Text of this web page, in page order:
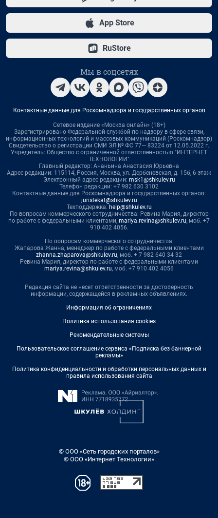
App Store
RuStore
Мы в соцсетях
Контактные данные для Роскомнадзора и государственных органов
Сетевое издание «Москва онлайн» (18+)
Зарегистрировано Федеральной службой по надзору в сфере связи,
информационных технологий и массовых коммуникаций (Роскомнадзор)
Свидетельство о регистрации СМИ ЭЛ № ФС 77— 83224 от 12.05.2022 г.
Учредитель: Общество с ограниченной ответственностью "ИНТЕРНЕТ
ТЕХНОЛОГИИ"
Главный редактор: Ананьина Анастасия Юрьевна
Адрес редакции: 115114, Россия, Москва, ул. Дербеневская, д. 15б, 6 этаж
Электронный адрес редакции: msk1@shkulev.ru
Телефон редакции: +7 982 630 3102
Контактные данные для Роскомнадзора и государственных органов:
juristekat@shkulev.ru
Техподдержка: help@shkulev.ru
По вопросам коммерческого сотрудничества: Ревина Мария, директор
по работе с федеральными клиентами, mariya.revina@shkulev.ru, моб. +7
910 402 4056.
По вопросам коммерческого сотрудничества:
Жапарова Жанна, менеджер по работе с федеральными клиентами
zhanna.zhaparova@shkulev.ru, моб. + 7 982 640 34 32
Ревина Мария, директор по работе с федеральными клиентами
mariya.revina@shkulev.ru, моб. +7 910 402 4056
Редакция сайта не несет ответственности за достоверность
информации, содержащейся в рекламных объявлениях.
Информация об ограничениях
Политика использования cookies
Рекомендательные системы
Пользовательское соглашение сервиса «Подписка без баннерной
рекламы»
Политика конфиденциальности и обработки персональных данных и
правила использования сайта
© ООО «Сеть городских порталов»
© ООО «Интернет Технологии»